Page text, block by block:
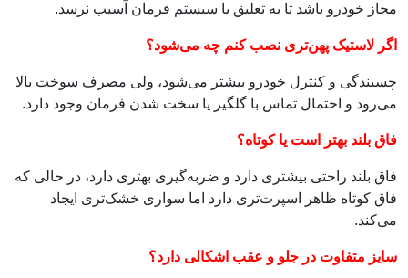
مجاز خودرو باشد تا به تعلیق یا سیستم فرمان آسیب نرسد.
اگر لاستیک پهن‌تری نصب کنم چه می‌شود؟
چسبندگی و کنترل خودرو بیشتر می‌شود، ولی مصرف سوخت بالا
می‌رود و احتمال تماس با گلگیر یا سخت شدن فرمان وجود دارد.
فاق بلند بهتر است یا کوتاه؟
فاق بلند راحتی بیشتری دارد و ضربه‌گیری بهتری دارد، در حالی که
فاق کوتاه ظاهر اسپرت‌تری دارد اما سواری خشک‌تری ایجاد
می‌کند.
سایز متفاوت در جلو و عقب اشکالی دارد؟